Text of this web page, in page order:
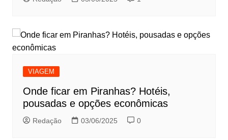
VIAGEM
Onde ficar em Piranhas? Hotéis,
pousadas e opções econômicas
Redação 03/06/2025 0